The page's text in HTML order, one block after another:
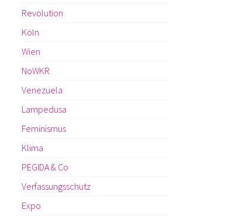
Revolution
Köln
Wien
NoWKR
Venezuela
Lampedusa
Feminismus
Klima
PEGIDA & Co
Verfassungsschutz
Expo